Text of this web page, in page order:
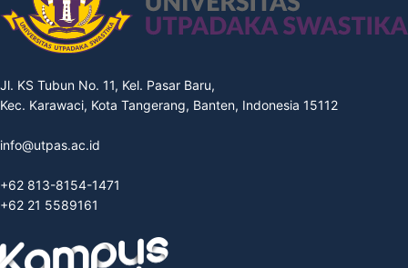
Jl. KS Tubun No. 11, Kel. Pasar Baru,
Kec. Karawaci, Kota Tangerang, Banten, Indonesia 15112
info@utpas.ac.id
+62 813-8154-1471
+62 21 5589161